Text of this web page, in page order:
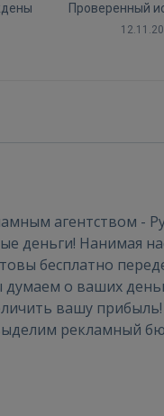
Проверенный
агентством -
деньги! Нанимая
бесплатно
о ваших
вашу
рекламный